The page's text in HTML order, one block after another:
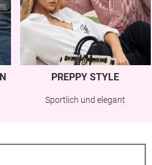
PREPPY STYLE
Sportlich und elegant